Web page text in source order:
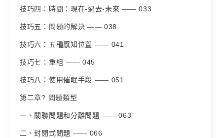
技巧四：時間：現在-過去-未來 —— 033
技巧五：問題的解決 —— 038
技巧六：五種感知位置 —— 041
技巧七：重組 —— 045
技巧八：使用催眠手段 —— 051
第二章? 問題類型
一、關聯問題和分離問題 —— 063
二、封閉式問題 —— 066